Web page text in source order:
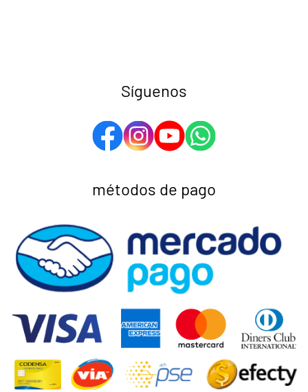
Síguenos
métodos de pago